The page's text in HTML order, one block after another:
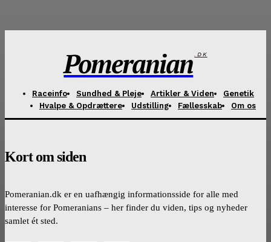
Pomeranian .DK
Raceinfo Sundhed & Pleje Artikler & Viden
Genetik
Hvalpe & Opdrættere
Udstilling Fællesskab Om os
Kort om siden
Pomeranian.dk er en uafhængig informationsside for alle med
interesse for Pomeranians – her finder du viden, tips og nyheder
samlet ét sted.